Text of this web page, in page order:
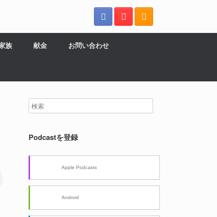
族 献金 お問い合わせ
Podcastを登録
Apple Podcasts
Android